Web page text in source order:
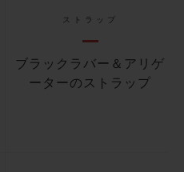
ストラップ
ブラックラバー＆アリゲ
ーターのストラップ